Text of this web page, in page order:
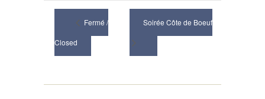
Fermé /
Closed
Soirée Côte de Boeuf